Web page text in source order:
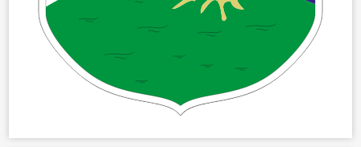
ÖNKORMÁNYZAT
ÜGYINTÉZÉS
KÖZÖSSÉG
HÍREK
VÁLASZTÁSOK